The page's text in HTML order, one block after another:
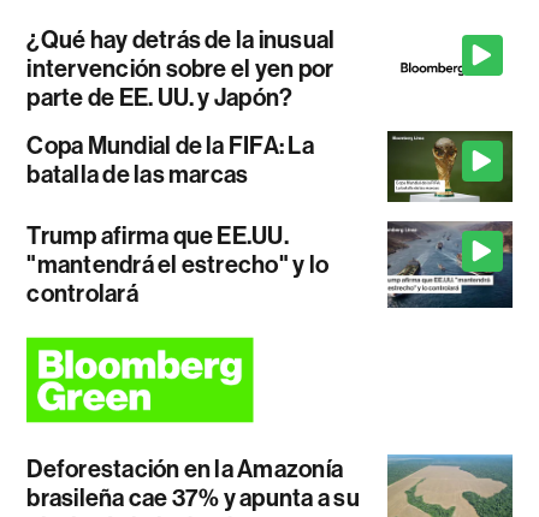
¿Qué hay detrás de la inusual
intervención sobre el yen por
parte de EE. UU. y Japón?
Copa Mundial de la FIFA: La
batalla de las marcas
Trump afirma que EE.UU.
"mantendrá el estrecho" y lo
controlará
Deforestación en la Amazonía
brasileña cae 37% y apunta a su